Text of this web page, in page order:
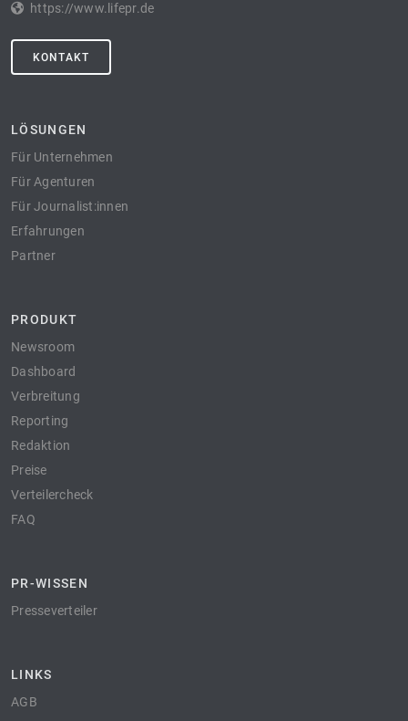
https://www.lifepr.de
KONTAKT
LÖSUNGEN
Für Unternehmen
Für Agenturen
Für Journalist:innen
Erfahrungen
Partner
PRODUKT
Newsroom
Dashboard
Verbreitung
Reporting
Redaktion
Preise
Verteilercheck
FAQ
PR-WISSEN
Presseverteiler
LINKS
AGB